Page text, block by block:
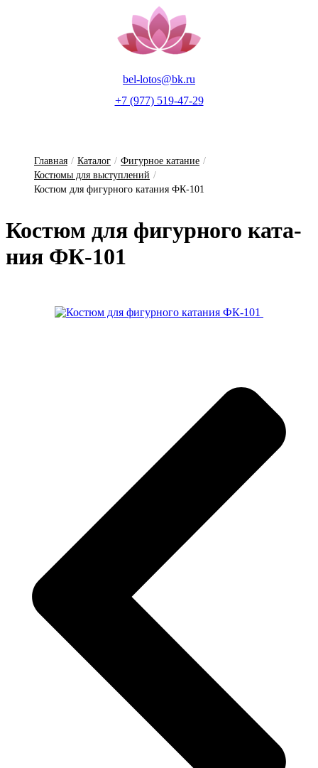
bel-lotos@bk.ru
+7 (977) 519-47-29
Главная / Каталог / Фигурное катание /
Костюмы для выступлений /
Костюм для фигурного катания ФК-101
Кос­тюм для фи­гур­но­го ка­та­
ния ФК-101